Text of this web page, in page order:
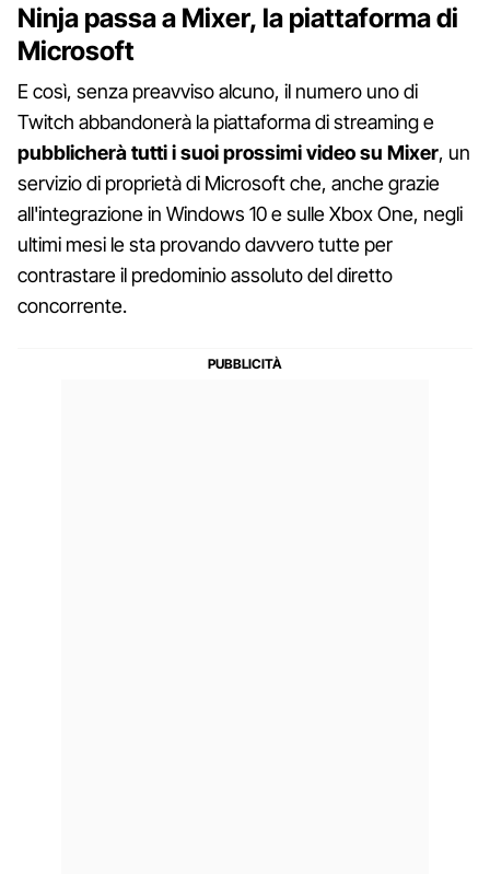
Ninja passa a Mixer, la piattaforma di
Microsoft
E così, senza preavviso alcuno, il numero uno di
Twitch abbandonerà la piattaforma di streaming e
pubblicherà tutti i suoi prossimi video su Mixer, un
servizio di proprietà di Microsoft che, anche grazie
all'integrazione in Windows 10 e sulle Xbox One, negli
ultimi mesi le sta provando davvero tutte per
contrastare il predominio assoluto del diretto
concorrente.